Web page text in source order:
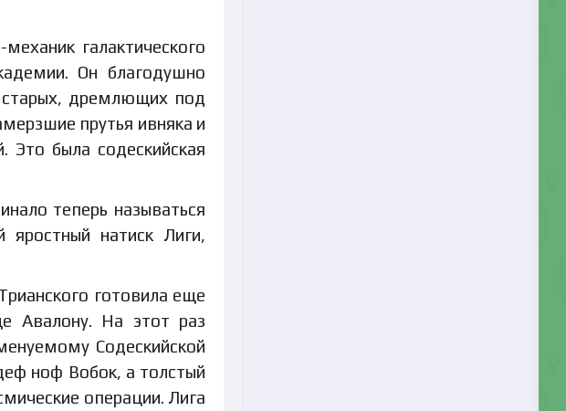
галактического
Он благодушно
дремлющих под
прутья ивняка и
Это была содескийская
теперь называться
натиск Лиги,
готовила еще
Авалону. На этот раз
Содескийской
ноф Вобок, а толстый
операции. Лига